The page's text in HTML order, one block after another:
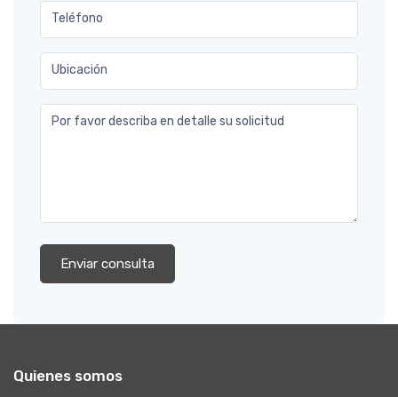
Teléfono
Ubicación
Por favor describa en detalle su solicitud
Enviar consulta
Quienes somos